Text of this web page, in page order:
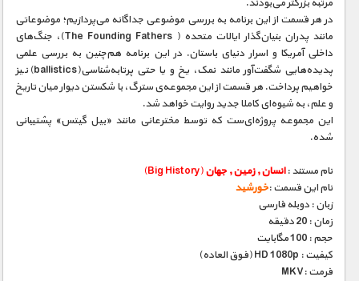
در هر قسمت‌ از این برنامه به بررسی موضوعی جداگانه می‌پردازیم؛ موضوعاتی
مانند پدران بنیان‌گذار ایالات متحده ( The Founding Fathers)، جنگ‌های
داخلی آمریکا و اسرار دنیای باستان. در این برنامه هم‌چنین به بررسی علمی
پدیده‌هایی شگفت‌آور مانند نمک، یخ و یا حتی پرتابه‌شناسی(ballistics) نیز
خواهیم پرداخت. هر قسمت از این مجموعه‌ی سترگ، با شکستن دیوار میان تاریخ
و علم، به شیوه‌ای کاملا جدید روایت خواهد شد.
این مجموعه پروژه‌ای‌ست که توسط مخترعانی مانند «بیل گیتس» پشتیبانی
شده.
نام مستند :انسان , زمین , جهان(Big History)
نام این قسمت :خورشید
زبان : دوبله فارسی
زمان : 20 دقیقه
حجم : 100 مگابایت
کیفیت : HD 1080p (فوق العاده)
فرمت :MKV